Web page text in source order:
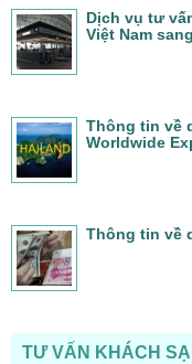
Dịch vụ tư
Việt Nam
Thông tin về
Worldwide
Thông tin về
TƯ VẤN KHÁCH